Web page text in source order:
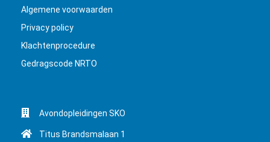
Algemene voorwaarden
Privacy policy
Klachtenprocedure
Gedragscode NRTO
Avondopleidingen SKO
Titus Brandsmalaan 1